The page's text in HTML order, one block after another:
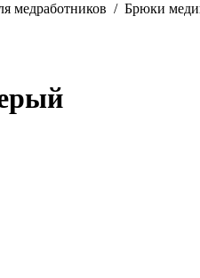
медработников Брюки